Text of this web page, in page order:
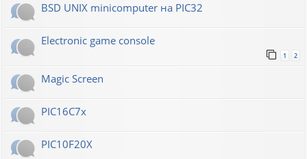
BSD UNIX minicomputer на PIC32
Electronic game console
1 2
Magic Screen
PIC16C7x
PIC10F20Х